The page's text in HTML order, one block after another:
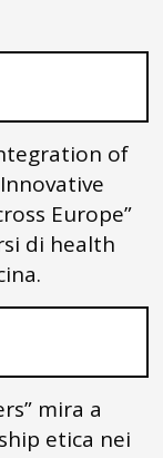
of
Europe”
di health
mira a
etica nei